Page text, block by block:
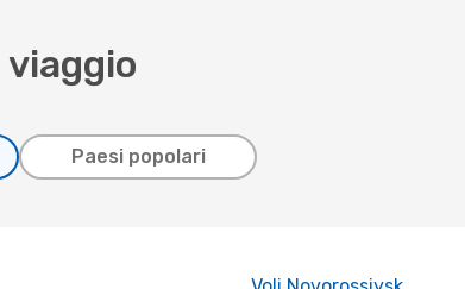
Paesi popolari